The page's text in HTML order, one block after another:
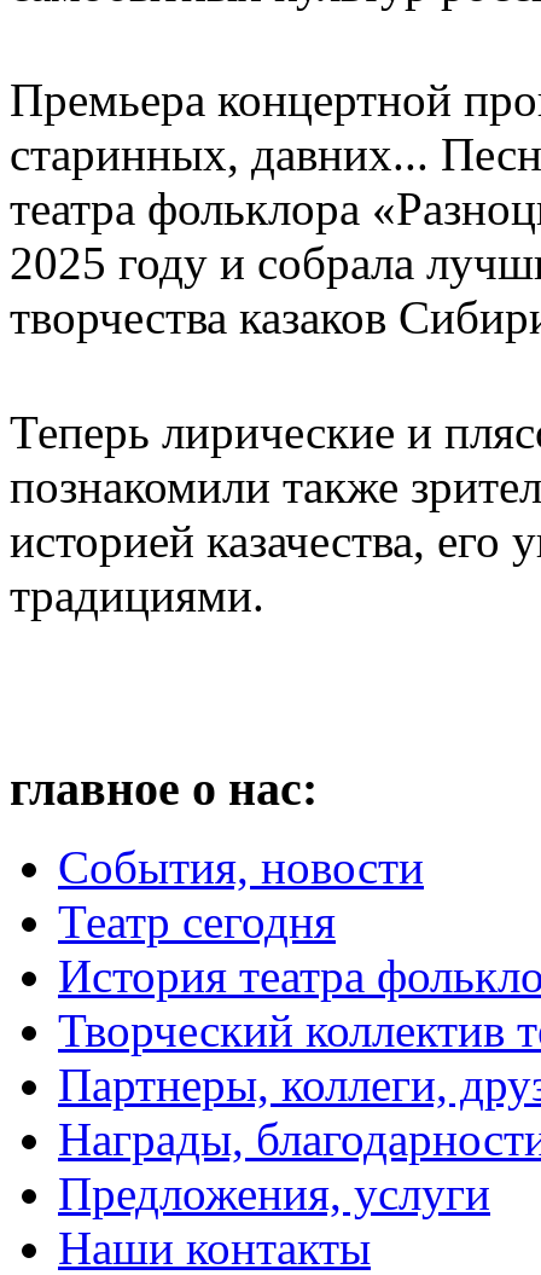
Премьера концертной
старинных, давних...
театра фольклора
2025 году и собрала
творчества казаков
Теперь лирические и
познакомили также
историей казачества,
традициями.
главное о нас:
События, новости
Театр сегодня
История театра
Творческий коллектив
Партнеры, коллеги,
Награды,
Предложения, услуги
Наши контакты